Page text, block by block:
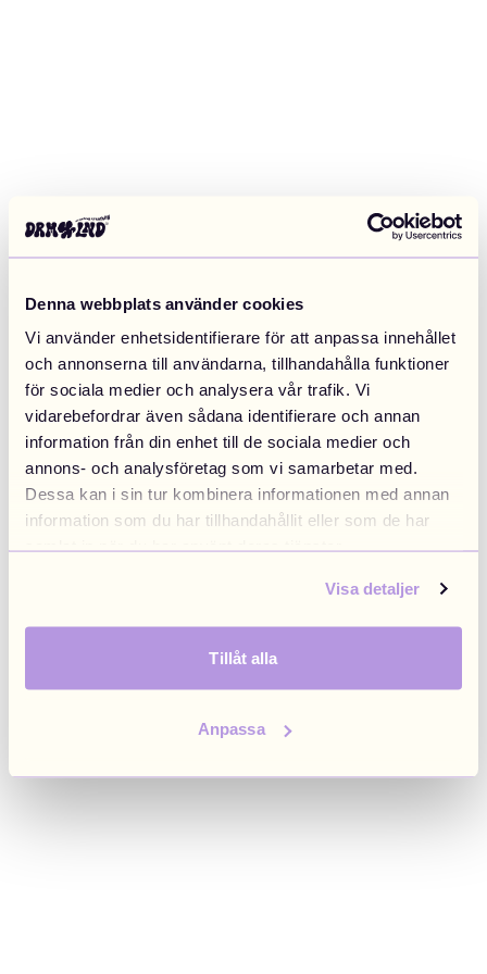
Denna webbplats använder cookies
Vi använder enhetsidentifierare för att anpassa innehållet
och annonserna till användarna, tillhandahålla funktioner
för sociala medier och analysera vår trafik. Vi
vidarebefordrar även sådana identifierare och annan
information från din enhet till de sociala medier och
annons- och analysföretag som vi samarbetar med.
Dessa kan i sin tur kombinera informationen med annan
information som du har tillhandahållit eller som de har
samlat in när du har använt deras tjänster.
Visa detaljer
Tillåt alla
Anpassa
Application error: a client-side exception has occurred (see the
browser console for more information).